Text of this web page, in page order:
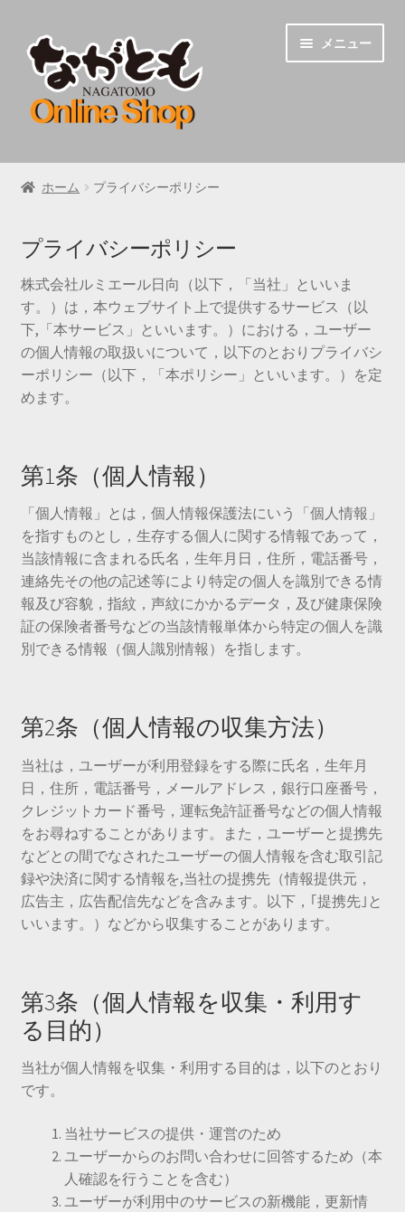
ビ
ー
シ
ン
へ
ッ
プ
ン
ン
ツ
ス
キ
メニュー
うどん
地鶏炭火焼き
ながとものちゃんぽん
ホーム プライバシーポリシー
プライバシーポリシー
株式会社ルミエール日向（以下，「当社」といいま
す。）は，本ウェブサイト上で提供するサービス（以
下,「本サービス」といいます。）における，ユーザー
の個人情報の取扱いについて，以下のとおりプライバシ
ーポリシー（以下，「本ポリシー」といいます。）を定
めます。
第1条（個人情報）
「個人情報」とは，個人情報保護法にいう「個人情報」
を指すものとし，生存する個人に関する情報であって，
当該情報に含まれる氏名，生年月日，住所，電話番号，
連絡先その他の記述等により特定の個人を識別できる情
報及び容貌，指紋，声紋にかかるデータ，及び健康保険
証の保険者番号などの当該情報単体から特定の個人を識
別できる情報（個人識別情報）を指します。
第2条（個人情報の収集方法）
当社は，ユーザーが利用登録をする際に氏名，生年月
日，住所，電話番号，メールアドレス，銀行口座番号，
クレジットカード番号，運転免許証番号などの個人情報
をお尋ねすることがあります。また，ユーザーと提携先
などとの間でなされたユーザーの個人情報を含む取引記
録や決済に関する情報を,当社の提携先（情報提供元，
広告主，広告配信先などを含みます。以下，｢提携先｣と
いいます。）などから収集することがあります。
第3条（個人情報を収集・利用す
る目的）
当社が個人情報を収集・利用する目的は，以下のとおり
です。
当社サービスの提供・運営のため
ユーザーからのお問い合わせに回答するため（本
人確認を行うことを含む）
ユーザーが利用中のサービスの新機能，更新情